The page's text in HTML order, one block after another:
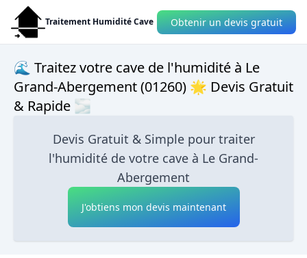
Traitement Humidité Cave Obtenir un devis gratuit
🌊 Traitez votre cave de l'humidité à Le
Grand-Abergement (01260) 🌟 Devis Gratuit
& Rapide 🌫
Devis Gratuit & Simple pour traiter
l'humidité de votre cave à Le Grand-
Abergement
J'obtiens mon devis maintenant